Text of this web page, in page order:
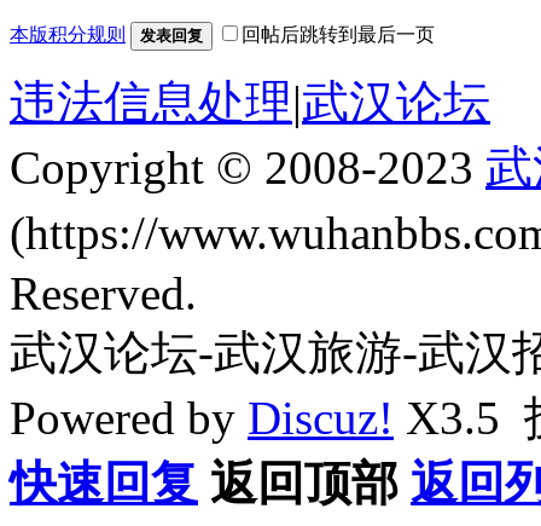
本版积分规则 发表回复 回帖后跳转到最后一页
违法信息处理|武汉论坛
Copyright © 2008-2023
(https://
Reserved.
武汉论坛-武汉旅游-武汉
Powered by Discuz! X3.5
快速回复 返回顶部 返回